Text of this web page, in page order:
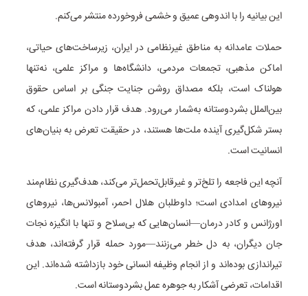
این بیانیه را با اندوهی عمیق و خشمی فروخورده منتشر می‌کنم.
حملات عامدانه به مناطق غیرنظامی در ایران، زیرساخت‌های حیاتی،
اماکن مذهبی، تجمعات مردمی، دانشگاه‌ها و مراکز علمی، نه‌تنها
هولناک است، بلکه مصداق روشن جنایت جنگی بر اساس حقوق
بین‌الملل بشردوستانه به‌شمار می‌رود. هدف قرار دادن مراکز علمی، که
بستر شکل‌گیری آینده ملت‌ها هستند، در حقیقت تعرض به بنیان‌های
انسانیت است.
آنچه این فاجعه را تلخ‌تر و غیرقابل‌تحمل‌تر می‌کند، هدف‌گیری نظام‌مند
نیروهای امدادی است؛ داوطلبان هلال احمر، آمبولانس‌ها، نیروهای
اورژانس و کادر درمان—انسان‌هایی که بی‌سلاح و تنها با انگیزه نجات
جان دیگران، به دل خطر می‌زنند—مورد حمله قرار گرفته‌اند، هدف
تیراندازی بوده‌اند و از انجام وظیفه انسانی خود بازداشته شده‌اند. این
اقدامات، تعرضی آشکار به جوهره عمل بشردوستانه است.